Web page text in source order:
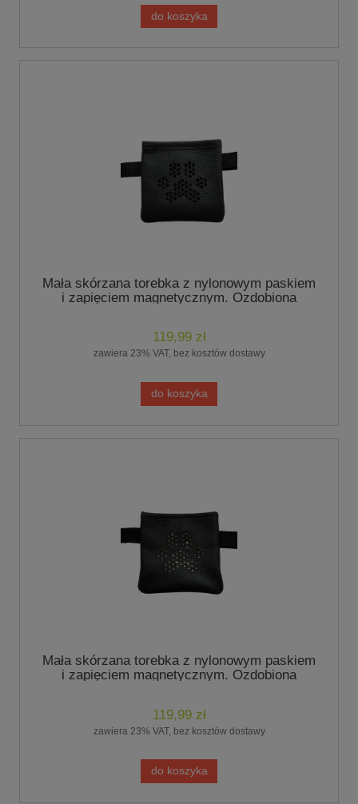
do koszyka
Mała skórzana torebka z nylonowym paskiem
i zapięciem magnetycznym. Ozdobiona
119,99 zł
zawiera 23% VAT, bez kosztów dostawy
do koszyka
Mała skórzana torebka z nylonowym paskiem
i zapięciem magnetycznym. Ozdobiona
119,99 zł
zawiera 23% VAT, bez kosztów dostawy
do koszyka